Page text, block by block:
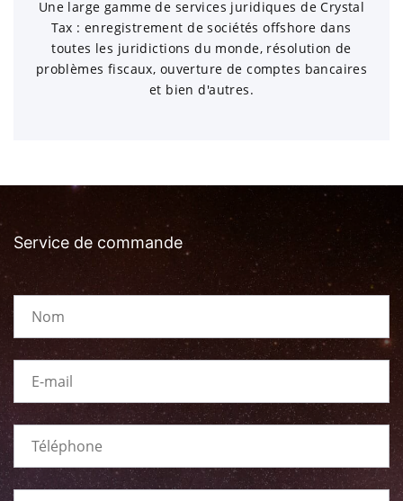
Une large gamme de services juridiques de Crystal
Tax : enregistrement de sociétés offshore dans
toutes les juridictions du monde, résolution de
problèmes fiscaux, ouverture de comptes bancaires
et bien d'autres.
Service de commande